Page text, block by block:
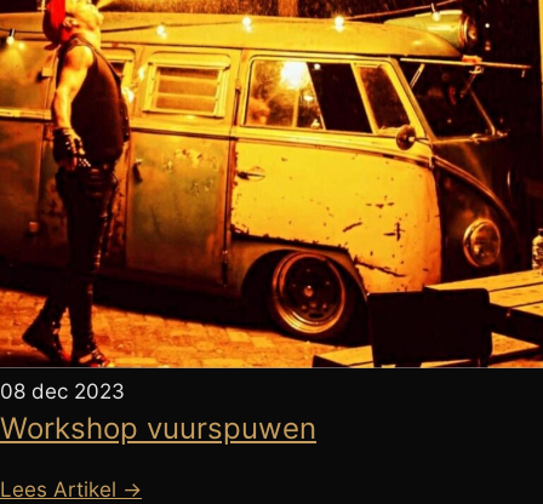
08 dec 2023
Workshop vuurspuwen
Lees Artikel →